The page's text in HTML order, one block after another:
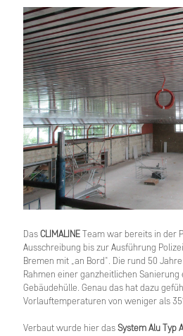
Das CLIMALINE
Team war bereits in der
Ausschreibung bis zur Ausführung
Bremen mit „an Bord“. Die rund 50
Rahmen einer ganzheitlichen Sanierung
Gebäudehülle. Genau das hat dazu
Vorlauftemperaturen von weniger als
Verbaut wurde hier das System Alu Typ